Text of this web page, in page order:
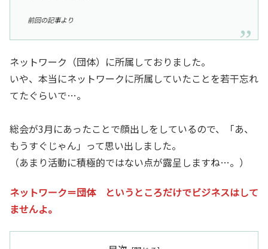
前回の記事より
ネットワーク（団体）に所属しておりました。
いや、本当にネットワークに所属していたことを若干忘れ
てたぐらいで…。
総会が3月にあったことで顔出しをしているので、「あ、
もうすぐじゃん」って思い出しました。
（あまり活動に積極的ではない点が露呈しますね…。）
ネットワーク＝団体 というところだけでビジネスはして
ませんよ。